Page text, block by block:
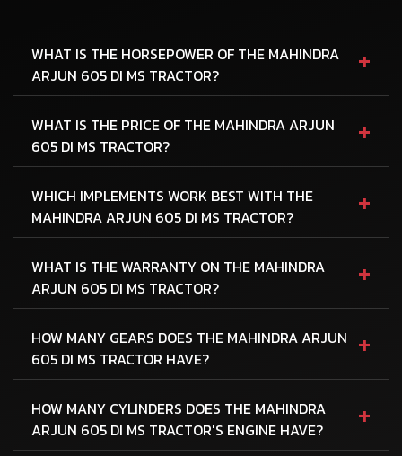
WHAT IS THE HORSEPOWER OF THE MAHINDRA
ARJUN 605 DI MS TRACTOR?
+
WHAT IS THE PRICE OF THE MAHINDRA ARJUN
605 DI MS TRACTOR?
+
WHICH IMPLEMENTS WORK BEST WITH THE
MAHINDRA ARJUN 605 DI MS TRACTOR?
+
WHAT IS THE WARRANTY ON THE MAHINDRA
ARJUN 605 DI MS TRACTOR?
+
HOW MANY GEARS DOES THE MAHINDRA ARJUN
605 DI MS TRACTOR HAVE?
+
HOW MANY CYLINDERS DOES THE MAHINDRA
ARJUN 605 DI MS TRACTOR'S ENGINE HAVE?
+